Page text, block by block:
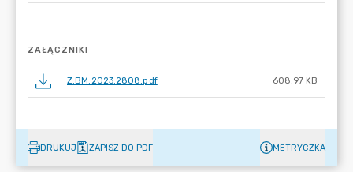
ZAŁĄCZNIKI
Z.BM.2023.2808.pdf 608.97 KB
DRUKUJ ZAPISZ DO PDF METRYCZKA